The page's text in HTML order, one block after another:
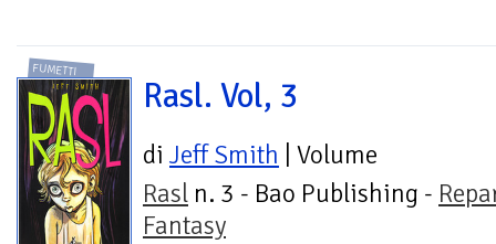
FUMETTI
Rasl. Vol, 3
di Jeff Smith | Volume
Rasl n. 3 - Bao Publishing -
Fantasy